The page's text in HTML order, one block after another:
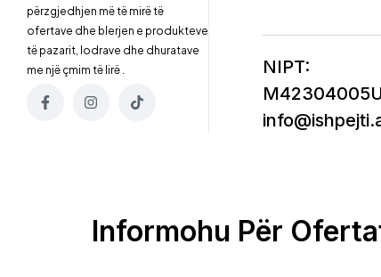
përzgjedhjen më të mirë të
ofertave dhe blerjen e produkteve
të pazarit, lodrave dhe dhuratave
me një çmim të lirë .
NIPT:
Informohu Për